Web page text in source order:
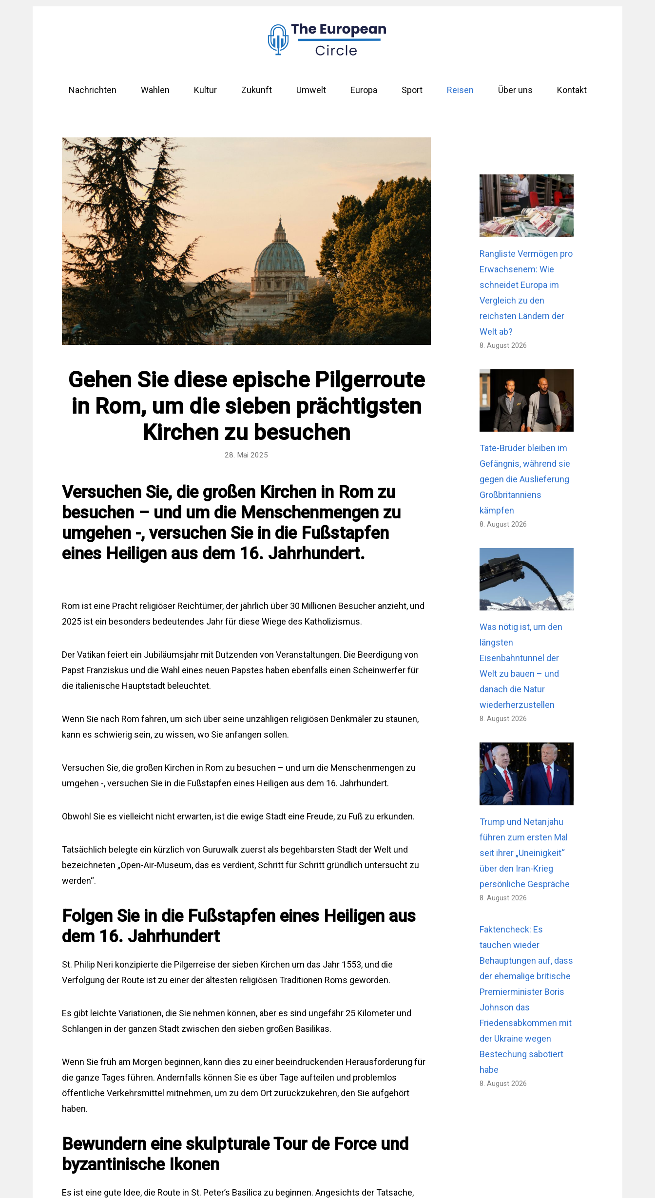
Nachrichten Wahlen Kultur Zukunft Umwelt Europa Sport Reisen Über uns Kontakt
Gehen Sie diese epische Pilgerroute
in Rom, um die sieben prächtigsten
Kirchen zu besuchen
28. Mai 2025
Versuchen Sie, die großen Kirchen in Rom zu
besuchen – und um die Menschenmengen zu
umgehen -, versuchen Sie in die Fußstapfen
eines Heiligen aus dem 16. Jahrhundert.
Rom ist eine Pracht religiöser Reichtümer, der jährlich über 30 Millionen Besucher anzieht, und
2025 ist ein besonders bedeutendes Jahr für diese Wiege des Katholizismus.
Der Vatikan feiert ein Jubiläumsjahr mit Dutzenden von Veranstaltungen. Die Beerdigung von
Papst Franziskus und die Wahl eines neuen Papstes haben ebenfalls einen Scheinwerfer für
die italienische Hauptstadt beleuchtet.
Wenn Sie nach Rom fahren, um sich über seine unzähligen religiösen Denkmäler zu staunen,
kann es schwierig sein, zu wissen, wo Sie anfangen sollen.
Versuchen Sie, die großen Kirchen in Rom zu besuchen – und um die Menschenmengen zu
umgehen -, versuchen Sie in die Fußstapfen eines Heiligen aus dem 16. Jahrhundert.
Obwohl Sie es vielleicht nicht erwarten, ist die ewige Stadt eine Freude, zu Fuß zu erkunden.
Tatsächlich belegte ein kürzlich von Guruwalk zuerst als begehbarsten Stadt der Welt und
bezeichneten „Open-Air-Museum, das es verdient, Schritt für Schritt gründlich untersucht zu
werden“.
Folgen Sie in die Fußstapfen eines Heiligen aus
dem 16. Jahrhundert
St. Philip Neri konzipierte die Pilgerreise der sieben Kirchen um das Jahr 1553, und die
Verfolgung der Route ist zu einer der ältesten religiösen Traditionen Roms geworden.
Es gibt leichte Variationen, die Sie nehmen können, aber es sind ungefähr 25 Kilometer und
Schlangen in der ganzen Stadt zwischen den sieben großen Basilikas.
Wenn Sie früh am Morgen beginnen, kann dies zu einer beeindruckenden Herausforderung für
die ganze Tages führen. Andernfalls können Sie es über Tage aufteilen und problemlos
öffentliche Verkehrsmittel mitnehmen, um zu dem Ort zurückzukehren, den Sie aufgehört
haben.
Bewundern eine skulpturale Tour de Force und
byzantinische Ikonen
Es ist eine gute Idee, die Route in St. Peter’s Basilica zu beginnen. Angesichts der Tatsache,
Rangliste Vermögen pro
Erwachsenem: Wie
schneidet Europa im
Vergleich zu den
reichsten Ländern der
Welt ab?
8. August 2026
Tate-Brüder bleiben im
Gefängnis, während sie
gegen die Auslieferung
Großbritanniens
kämpfen
8. August 2026
Was nötig ist, um den
längsten
Eisenbahntunnel der
Welt zu bauen – und
danach die Natur
wiederherzustellen
8. August 2026
Trump und Netanjahu
führen zum ersten Mal
seit ihrer „Uneinigkeit“
über den Iran-Krieg
persönliche Gespräche
8. August 2026
Faktencheck: Es
tauchen wieder
Behauptungen auf, dass
der ehemalige britische
Premierminister Boris
Johnson das
Friedensabkommen mit
der Ukraine wegen
Bestechung sabotiert
habe
8. August 2026